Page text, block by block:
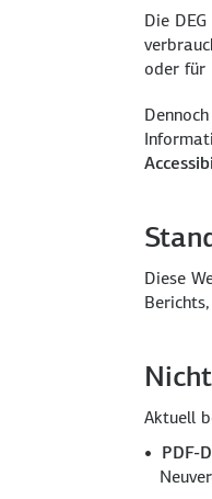
Die
oder für
Diese
Aktuell
PDF-